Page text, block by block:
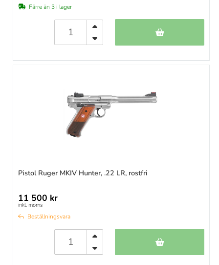
Färre än 3 i lager
Pistol Ruger MKIV Hunter, .22 LR, rostfri
11 500 kr
inkl. moms
Beställningsvara